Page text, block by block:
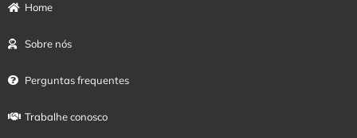
Home
Sobre nós
Perguntas frequentes
Trabalhe conosco